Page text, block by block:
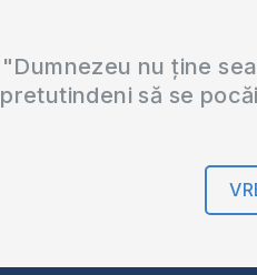
"Dumnezeu nu ține
pretutindeni să se